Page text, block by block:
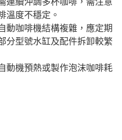
溫度不穩定。
動咖啡機結構複雜，應定期
分型號水缸及配件拆卸較繁
動機預熱或製作泡沫咖啡耗